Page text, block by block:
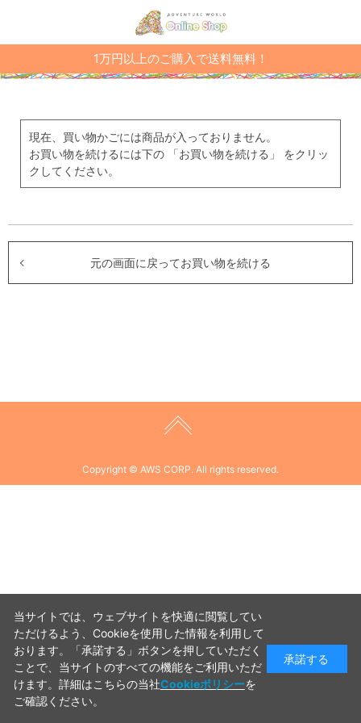
1万円以上のご購入で送料無料！
現在、買い物かごには商品が入っておりません。
お買い物を続けるには下の 「お買い物を続ける」 をクリッ
クしてください。
元の画面に戻ってお買い物を続ける
Copyright © AWS CORP. All rights reserved.
当サイトでは、ウェブサイトを快適に閲覧してい
ただけるよう、Cookieを使用した情報を利用して
おります。「承諾する」ボタンを押していただく
ことで、当サイトのすべての機能をご利用いただ
けます。詳細はこちらの当社Cookieポリシーを
ご確認ください。
承諾する